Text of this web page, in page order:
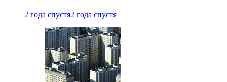
2 года спустя2 года спустя